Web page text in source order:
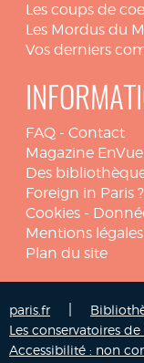
Les coups de
Les Mordus du
Vos derniers
FAQ - Contact
Magazine EnVue
Des
Foreign in Paris ?
Cookies -
Mentions légales
Plan du site
paris.fr
Les conservatoires
Accessibilité : non